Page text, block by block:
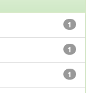
1
1
1